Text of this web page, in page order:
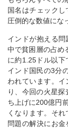
国名はチェック
圧倒的な数値にな
インドが抱える
中で貧困層の占め
に約1.25ドル以下
インド国民の3分
われています。
り、今回の火星
ち上げに200億円
くなります。そ
問題の解決にお